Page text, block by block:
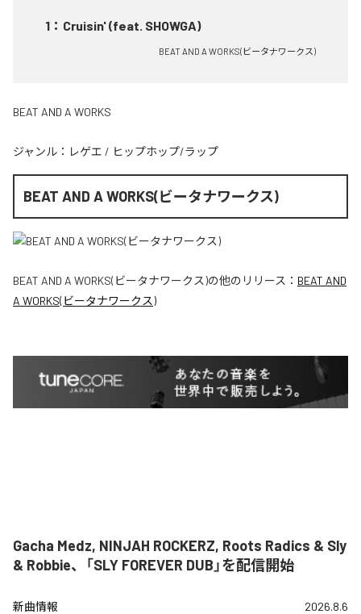
1 ： Cruisin' (feat. SHOWGA)
BEAT AND A WORKS(ビータナワークス)
BEAT AND A WORKS
ジャンル： レゲエ / ヒップホップ/ラップ
BEAT AND A WORKS(ビータナワークス)
BEAT AND A WORKS(ビータナワークス)の他のリリース： BEAT AND
A WORKS(ビータナワークス)
Gacha Medz, NINJAH ROCKERZ, Roots Radics & Sly
& Robbie、「SLY FOREVER DUB」を配信開始
新曲情報 2026.8.6